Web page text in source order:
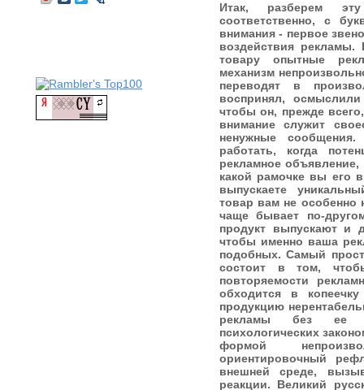
Итак, разберем
соответственно, с
внимания - первое
воздействия
товару опытные
механизм
переводят в
воспринял,
чтобы он, прежде
внимание служит
ненужные
работать, когда
рекламное
какой рамочке вы его
выпускаете
товар вам не особенно
чаще бывает по-
продукт выпускают и
чтобы именно ваша
подобных. Самый
состоит в том,
повторяемости
обходится в
продукцию
рекламы без ее
психологических
формой
ориентировочный
внешней среде,
реакции. Великий